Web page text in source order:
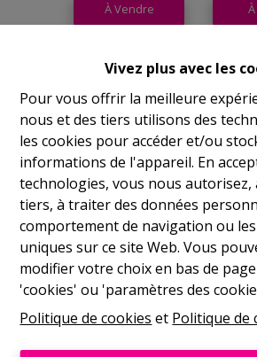
Vivez plus avec les
Pour vous offrir la meilleure
nous et des tiers utilisons des
les cookies pour accéder et/ou
informations de l'appareil. En
technologies, vous nous autorisez,
tiers, à traiter des données
comportement de navigation ou
uniques sur ce site Web. Vous
modifier votre choix en bas de
'cookies' ou 'paramètres des
Politique de cookies et Politique de
À Vendre
Philippeville
Rue de France, 37
Lu
14h-17h
Ma
9h-12h 14h-17h
Mer
9h-12h 14h-17h
Je
9h-12h 14h-17h
Ve
9h-12h
Sam
10h-13h